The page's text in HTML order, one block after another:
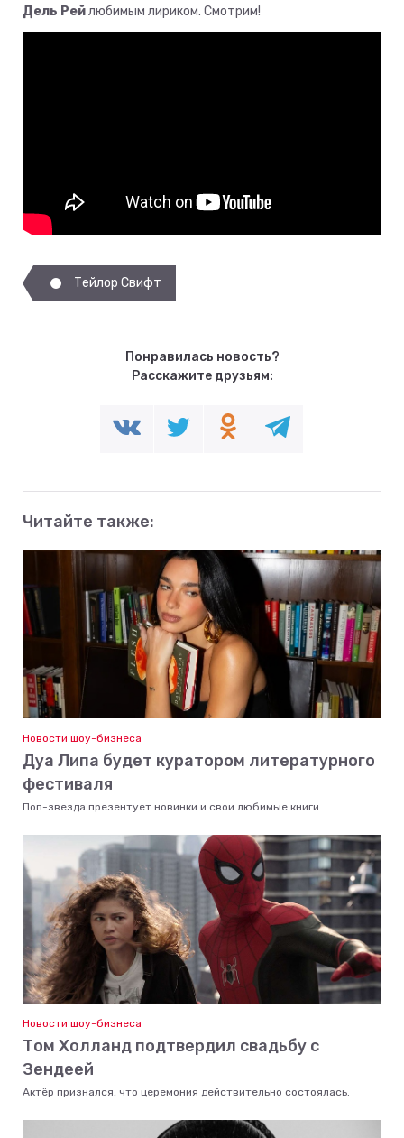
Дель Рейлюбимым лириком. Смотрим!
Тейлор Свифт
Понравилась новость?
Расскажите друзьям:
Читайте также:
Новости шоу-бизнеса
Дуа Липа будет куратором литературного
фестиваля
Поп-звезда презентует новинки и свои любимые книги.
Новости шоу-бизнеса
Том Холланд подтвердил свадьбу с
Зендеей
Актёр признался, что церемония действительно состоялась.